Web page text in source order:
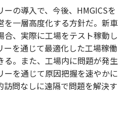
の導入で、今後、HMGICSを
を一層高度化する方針だ。新車
合、実際に工場をテスト稼動し
ーを通じて最適化した工場稼働
る。また、工場内に問題が発生
ーを通じて原因把握を速やかに
問なしに遠隔で問題を解決す